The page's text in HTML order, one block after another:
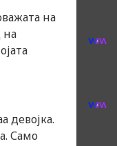
на
на
девојка.
Само